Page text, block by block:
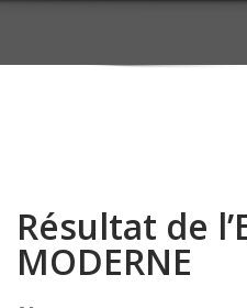
Résultat de
MODERNE